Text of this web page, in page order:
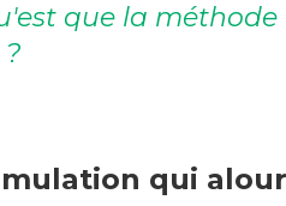
que la
qui